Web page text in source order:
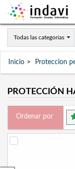
Todas las categorías
Inicio Proteccion
PROTECCIÓN
Ordenar por